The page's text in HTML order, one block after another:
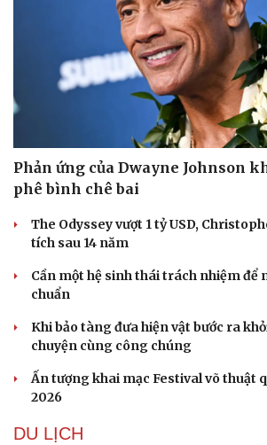
Phản ứng của Dwayne Johnson
phê bình chê bai
The Odyssey vượt 1 tỷ USD,
tích sau 14 năm
Cần một hệ sinh thái trách nhiệm để
chuẩn
Khi bảo tàng đưa hiện vật bước ra
chuyện cùng công chúng
Ấn tượng khai mạc Festival võ thuật
2026
DU LỊCH